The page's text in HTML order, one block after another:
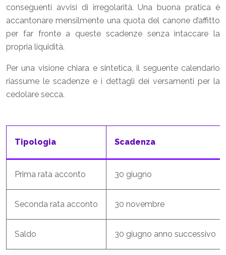
conseguenti avvisi di irregolarità. Una buona pratica è
accantonare mensilmente una quota del canone d’affitto
per far fronte a queste scadenze senza intaccare la
propria liquidità.
Per una visione chiara e sintetica, il seguente calendario
riassume le scadenze e i dettagli dei versamenti per la
cedolare secca.
Tipologia Scadenza
Prima rata acconto 30 giugno
Seconda rata acconto 30 novembre
Saldo 30 giugno anno successivo